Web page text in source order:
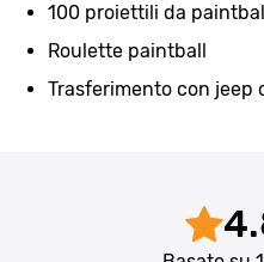
100 proiettili da
Roulette paintball
Trasferimento con jeep